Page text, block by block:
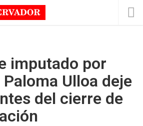
imputado por
Ulloa deje
del cierre de